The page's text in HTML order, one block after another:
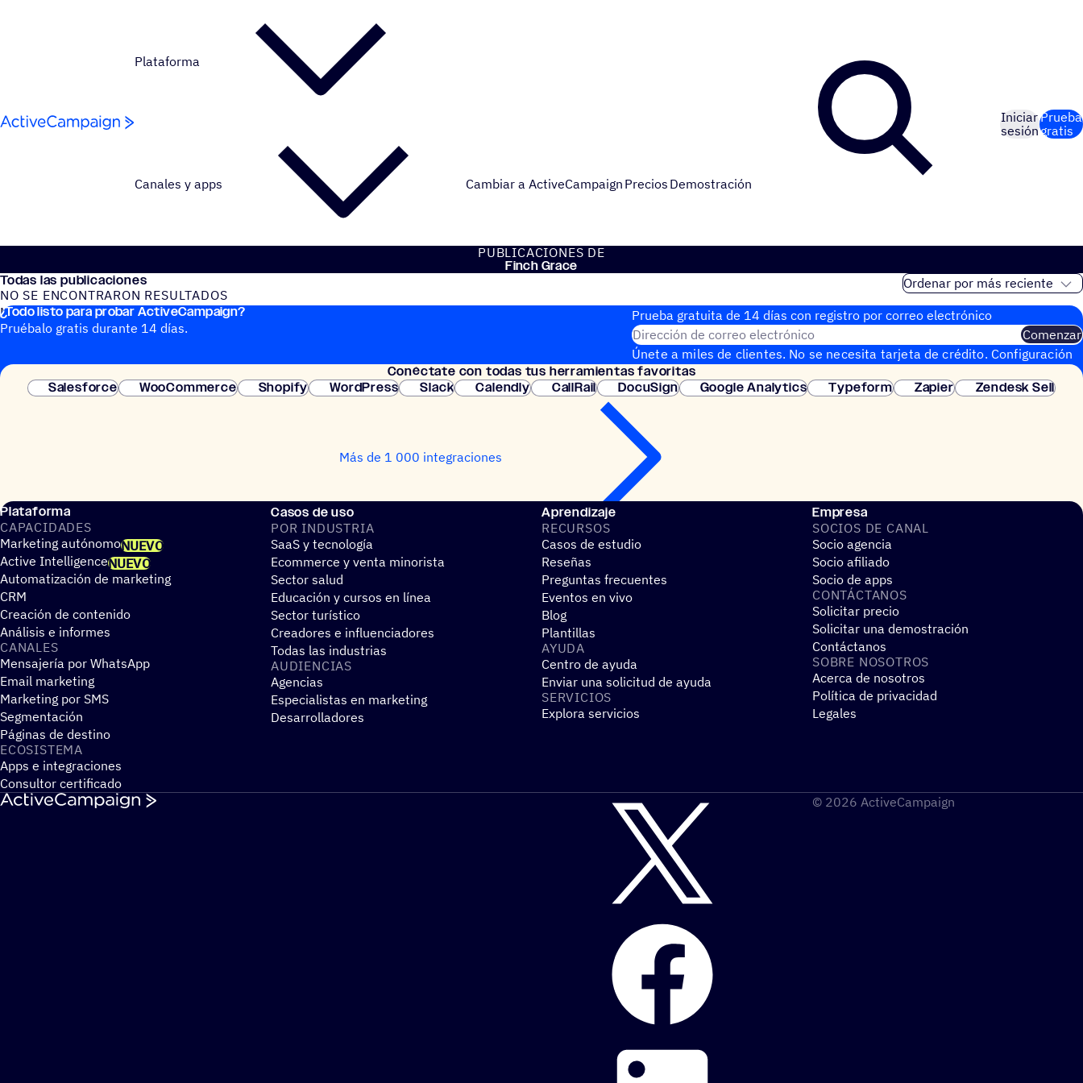
Plataforma
Canales y apps Cambiar a ActiveCampaign Precios Demostración
Iniciar
sesión
Prueba
gratis
PUBLI­CA­CIO­NES DE
Finch Grace
Todas las publicaciones
NO SE ENCONTRARON RESULTADOS
No se encontraron publicaciones del blog
¿Todo listo para probar ActiveCampaign?
Pruébalo gratis durante 14 días.
Prueba gratuita de 14 días con regis­tro por correo electrónico
Dirección de correo electrónico
Comenzar
Únete a miles de clientes. No se necesita tarjeta de crédito. Configuración
instantánea.
Conéc­tate con todas tus herramientas favoritas
Salesforce
WooCommerce Shopify WordPress Slack Calendly CallRail DocuSign Google Analytics Typeform Zapier Zendesk Sell
Más de 1 000 integraciones
Plataforma
CAPA­CI­DA­DES
Marketing autónomoNUEVO
Active IntelligenceNUEVO
Automatización de marketing
CRM
Creación de contenido
Análisis e informes
CANALES
Mensajería por WhatsApp
Email marketing
Marketing por SMS
Segmentación
Páginas de destino
ECOSIS­TEMA
Apps e integraciones
Consultor certificado
Casos de uso
POR INDUS­TRIA
SaaS y tecnología
Ecommerce y venta minorista
Sector salud
Educación y cursos en línea
Sector turístico
Creadores e influenciadores
Todas las industrias
AUDIEN­CIAS
Agencias
Especialistas en marketing
Desarrolladores
Aprendizaje
RECUR­SOS
Casos de estudio
Reseñas
Preguntas frecuentes
Eventos en vivo
Blog
Plantillas
AYUDA
Centro de ayuda
Enviar una solicitud de ayuda
SERVI­CIOS
Explora servicios
Empresa
SOCIOS DE CANAL
Socio agencia
Socio afiliado
Socio de apps
CONTÁC­TA­NOS
Solicitar precio
Solicitar una demostración
Contáctanos
SOBRE NOSO­TROS
Acerca de nosotros
Política de privacidad
Legales
© 2026 ActiveCampaign